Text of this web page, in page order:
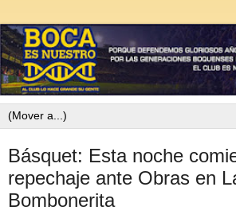
Básquet: Esta noche
repechaje ante Obras en
Bombonerita